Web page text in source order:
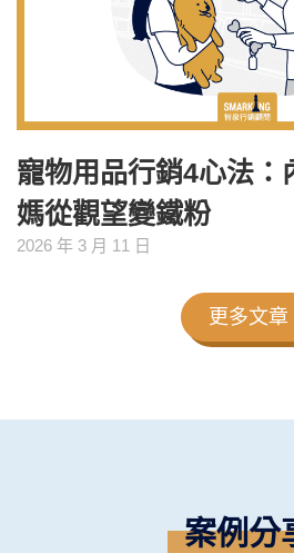
寵物用品行銷4心法：
媽從觀望變鐵粉
2026 年 3 月 11 日
更多文章
案例分